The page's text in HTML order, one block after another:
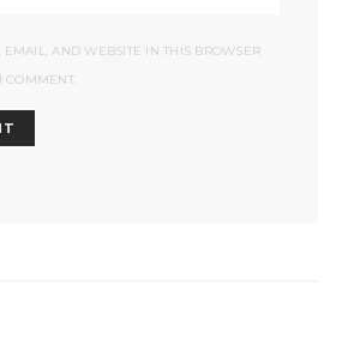
AND WEBSITE IN THIS BROWSER
COMMENT.